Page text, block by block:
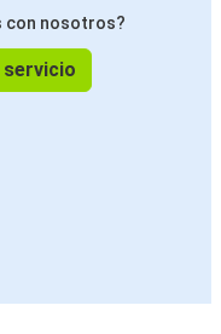
con nosotros?